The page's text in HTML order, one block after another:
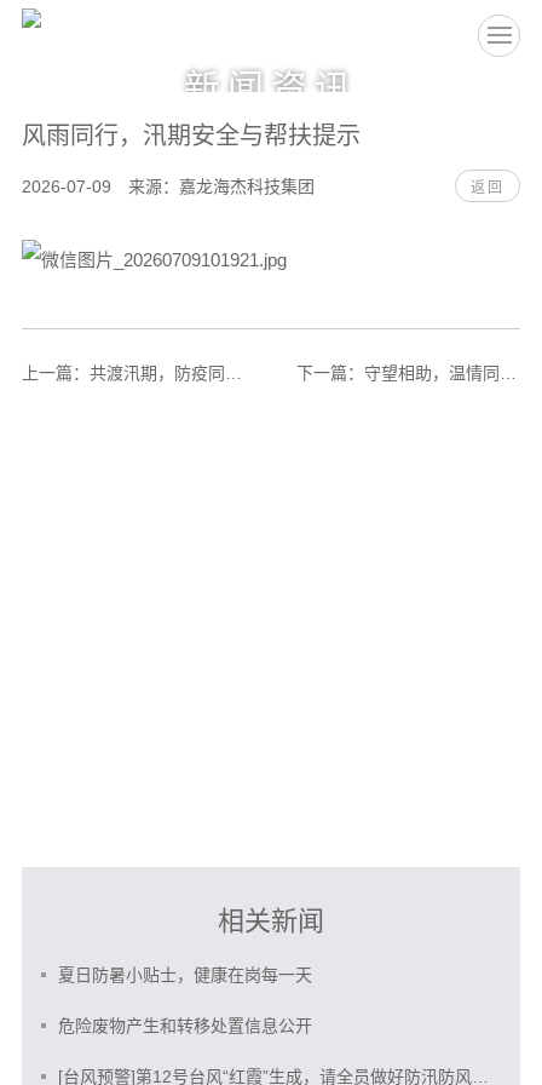
新闻资讯
风雨同行，汛期安全与帮扶提示
2026-07-09 来源：嘉龙海杰科技集团 返回
上一篇： 共渡汛期，防疫同行！洪涝灾后五类高发疾病防控须知 下一篇： 守望相助，温情同行：爱心基金帮扶情况及运作方式公示
相关新闻
夏日防暑小贴士，健康在岗每一天
危险废物产生和转移处置信息公开
[台风预警]第12号台风“红霞”生成，请全员做好防汛防风防范